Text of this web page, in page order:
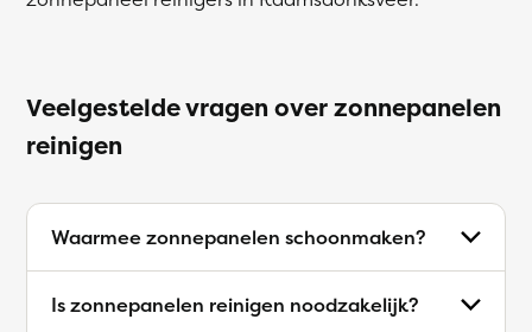
Veelgestelde vragen over zonnepanelen
reinigen
Waarmee zonnepanelen schoonmaken?
Is zonnepanelen reinigen noodzakelijk?